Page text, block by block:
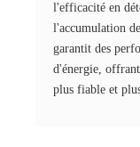
l'efficacité en
l'accumulation
garantit des
d'énergie,
plus fiable et